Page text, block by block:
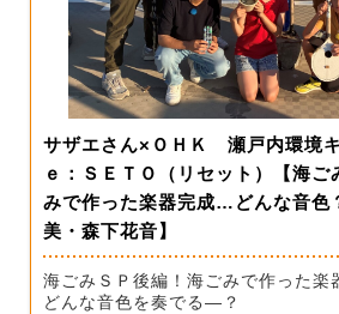
サザエさん×ＯＨＫ 瀬戸内環境
ｅ：ＳＥＴＯ（リセット）【海ご
みで作った楽器完成…どんな音
美・森下花音】
海ごみＳＰ後編！海ごみで作った
どんな音色を奏でる―？